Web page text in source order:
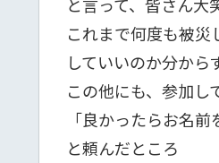
これまで何度も被
していいのか分か
この他にも、参加し
「良かったらお名
と頼んだところ